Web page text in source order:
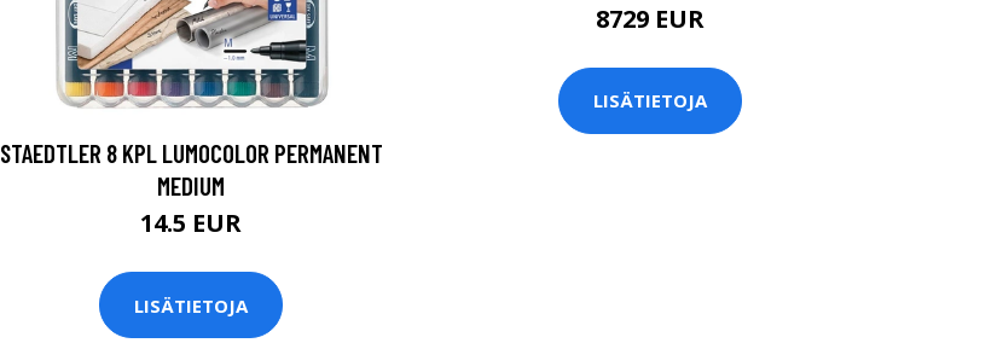
STAEDTLER 8 KPL LUMOCOLOR PERMANENT
MEDIUM
14.5 EUR
LISÄTIETOJA
8729 EUR
LISÄTIETOJA